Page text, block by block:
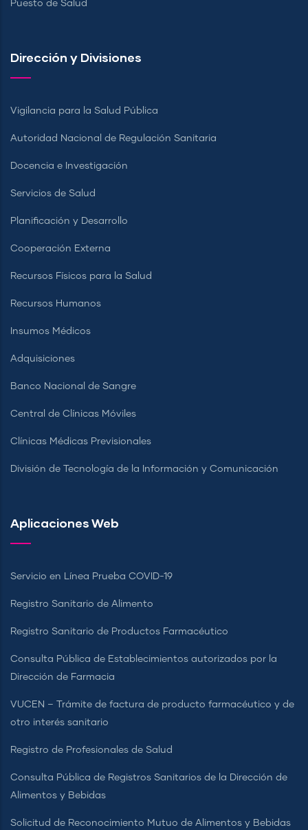
Puesto de Salud
Dirección y Divisiones
Vigilancia para la Salud Pública
Autoridad Nacional de Regulación Sanitaria
Docencia e Investigación
Servicios de Salud
Planificación y Desarrollo
Cooperación Externa
Recursos Físicos para la Salud
Recursos Humanos
Insumos Médicos
Adquisiciones
Banco Nacional de Sangre
Central de Clínicas Móviles
Clínicas Médicas Previsionales
División de Tecnología de la Información y Comunicación
Aplicaciones Web
Servicio en Línea Prueba COVID-19
Registro Sanitario de Alimento
Registro Sanitario de Productos Farmacéutico
Consulta Pública de Establecimientos autorizados por la
Dirección de Farmacia
VUCEN – Trámite de factura de producto farmacéutico y de
otro interés sanitario
Registro de Profesionales de Salud
Consulta Pública de Registros Sanitarios de la Dirección de
Alimentos y Bebidas
Solicitud de Reconocimiento Mutuo de Alimentos y Bebidas